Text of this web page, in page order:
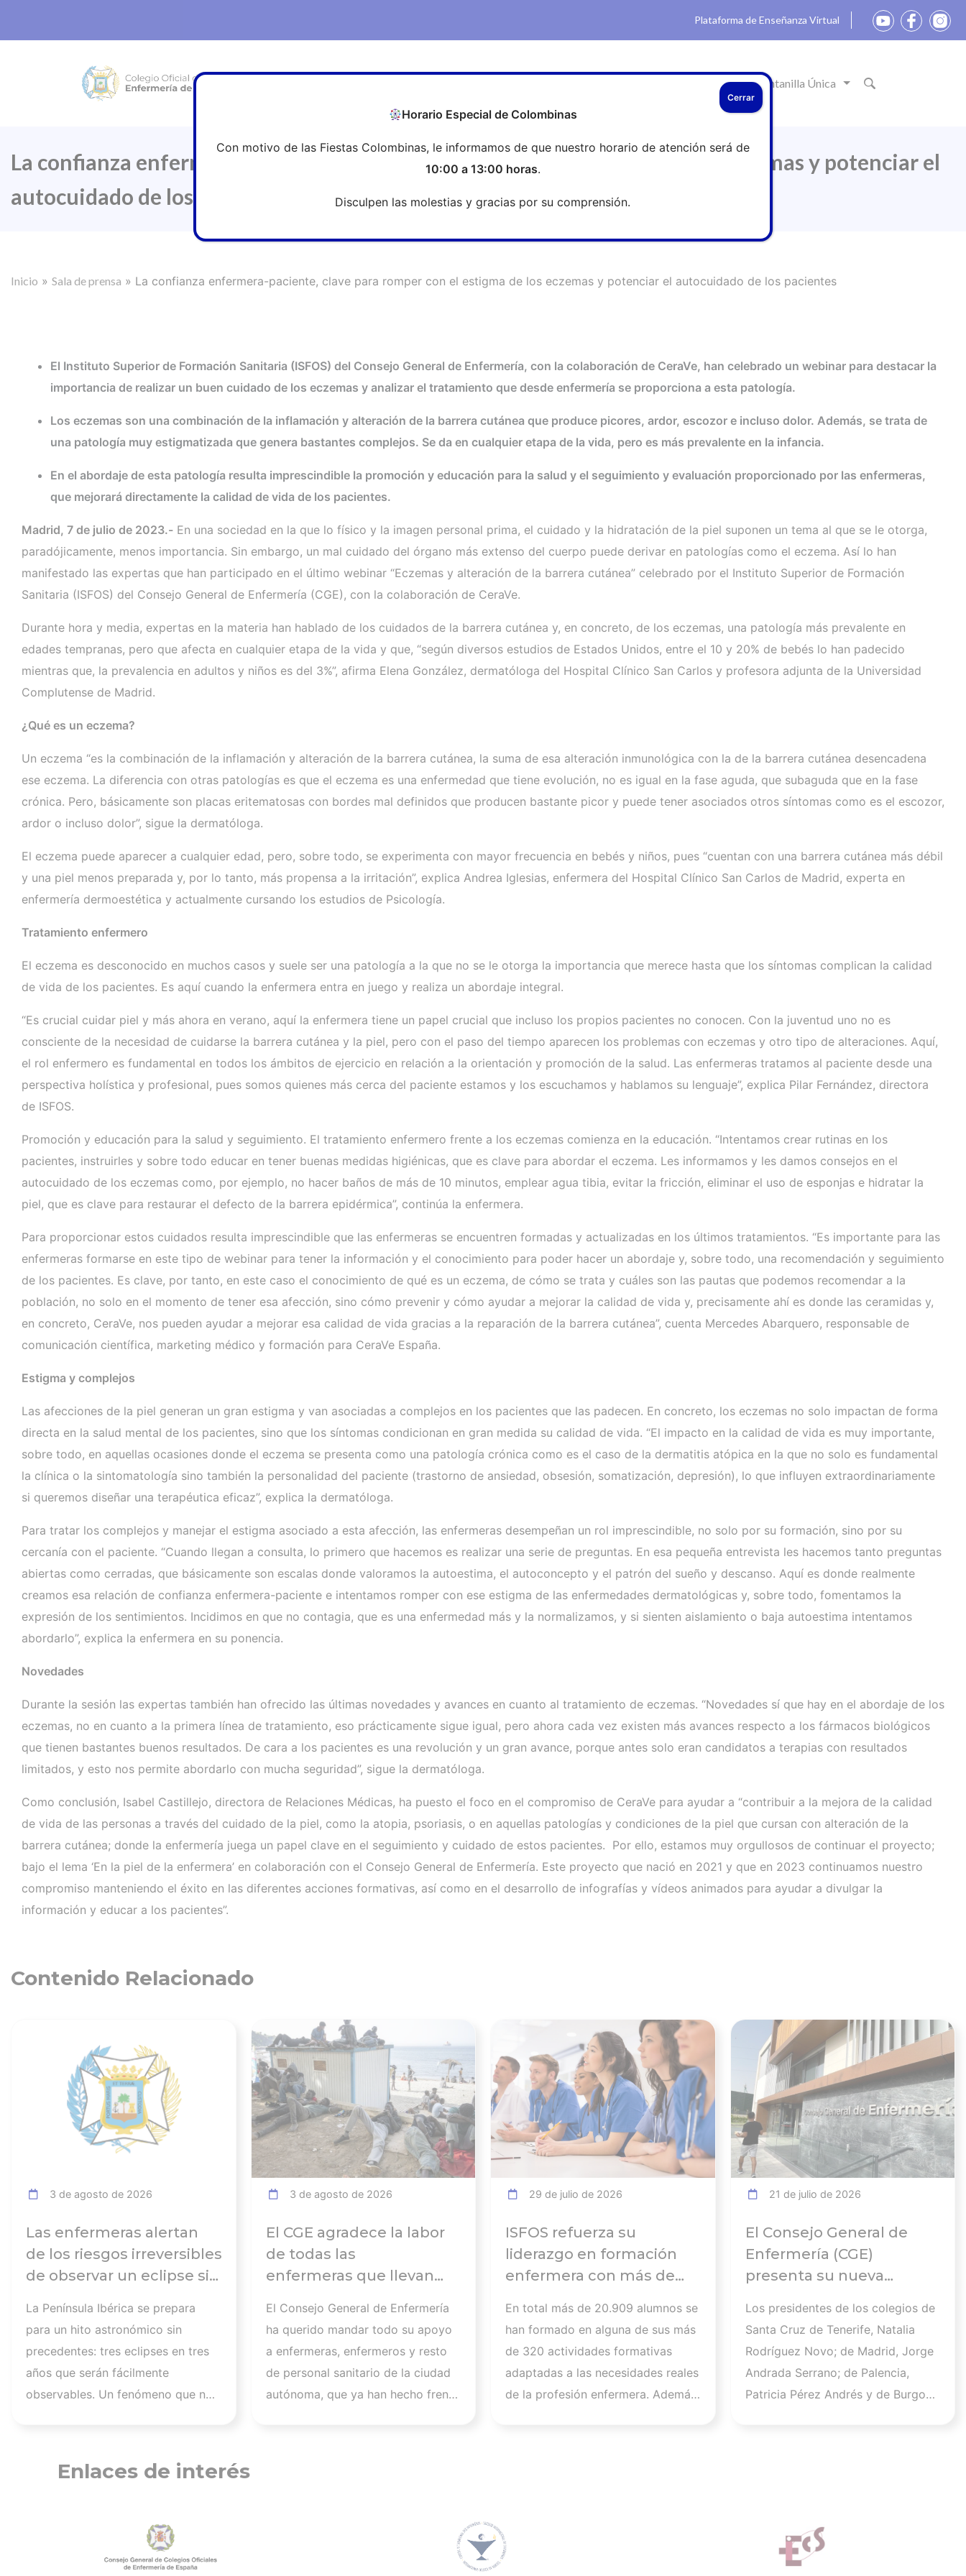
Plataforma de Enseñanza Virtual
Actualidad Ventanilla Única
La confianza enfermera-paciente, clave para romper con el estigma de los eczemas y potenciar el
autocuidado de los pacientes
Inicio » Sala de prensa » La confianza enfermera-paciente, clave para romper con el estigma de los eczemas y potenciar el autocuidado de los pacientes
El Instituto Superior de Formación Sanitaria (ISFOS) del Consejo General de Enfermería, con la colaboración de CeraVe, han celebrado un webinar para destacar la
importancia de realizar un buen cuidado de los eczemas y analizar el tratamiento que desde enfermería se proporciona a esta patología.
Los eczemas son una combinación de la inflamación y alteración de la barrera cutánea que produce picores, ardor, escozor e incluso dolor. Además, se trata de
una patología muy estigmatizada que genera bastantes complejos. Se da en cualquier etapa de la vida, pero es más prevalente en la infancia.
En el abordaje de esta patología resulta imprescindible la promoción y educación para la salud y el seguimiento y evaluación proporcionado por las enfermeras,
que mejorará directamente la calidad de vida de los pacientes.
Madrid, 7 de julio de 2023.- En una sociedad en la que lo físico y la imagen personal prima, el cuidado y la hidratación de la piel suponen un tema al que se le otorga,
paradójicamente, menos importancia. Sin embargo, un mal cuidado del órgano más extenso del cuerpo puede derivar en patologías como el eczema. Así lo han
manifestado las expertas que han participado en el último webinar “Eczemas y alteración de la barrera cutánea” celebrado por el Instituto Superior de Formación
Sanitaria (ISFOS) del Consejo General de Enfermería (CGE), con la colaboración de CeraVe.
Durante hora y media, expertas en la materia han hablado de los cuidados de la barrera cutánea y, en concreto, de los eczemas, una patología más prevalente en
edades tempranas, pero que afecta en cualquier etapa de la vida y que, “según diversos estudios de Estados Unidos, entre el 10 y 20% de bebés lo han padecido
mientras que, la prevalencia en adultos y niños es del 3%”, afirma Elena González, dermatóloga del Hospital Clínico San Carlos y profesora adjunta de la Universidad
Complutense de Madrid.
¿Qué es un eczema?
Un eczema “es la combinación de la inflamación y alteración de la barrera cutánea, la suma de esa alteración inmunológica con la de la barrera cutánea desencadena
ese eczema. La diferencia con otras patologías es que el eczema es una enfermedad que tiene evolución, no es igual en la fase aguda, que subaguda que en la fase
crónica. Pero, básicamente son placas eritematosas con bordes mal definidos que producen bastante picor y puede tener asociados otros síntomas como es el escozor,
ardor o incluso dolor”, sigue la dermatóloga.
El eczema puede aparecer a cualquier edad, pero, sobre todo, se experimenta con mayor frecuencia en bebés y niños, pues “cuentan con una barrera cutánea más débil
y una piel menos preparada y, por lo tanto, más propensa a la irritación”, explica Andrea Iglesias, enfermera del Hospital Clínico San Carlos de Madrid, experta en
enfermería dermoestética y actualmente cursando los estudios de Psicología.
Tratamiento enfermero
El eczema es desconocido en muchos casos y suele ser una patología a la que no se le otorga la importancia que merece hasta que los síntomas complican la calidad
de vida de los pacientes. Es aquí cuando la enfermera entra en juego y realiza un abordaje integral.
“Es crucial cuidar piel y más ahora en verano, aquí la enfermera tiene un papel crucial que incluso los propios pacientes no conocen. Con la juventud uno no es
consciente de la necesidad de cuidarse la barrera cutánea y la piel, pero con el paso del tiempo aparecen los problemas con eczemas y otro tipo de alteraciones. Aquí,
el rol enfermero es fundamental en todos los ámbitos de ejercicio en relación a la orientación y promoción de la salud. Las enfermeras tratamos al paciente desde una
perspectiva holística y profesional, pues somos quienes más cerca del paciente estamos y los escuchamos y hablamos su lenguaje”, explica Pilar Fernández, directora
de ISFOS.
Promoción y educación para la salud y seguimiento. El tratamiento enfermero frente a los eczemas comienza en la educación. “Intentamos crear rutinas en los
pacientes, instruirles y sobre todo educar en tener buenas medidas higiénicas, que es clave para abordar el eczema. Les informamos y les damos consejos en el
autocuidado de los eczemas como, por ejemplo, no hacer baños de más de 10 minutos, emplear agua tibia, evitar la fricción, eliminar el uso de esponjas e hidratar la
piel, que es clave para restaurar el defecto de la barrera epidérmica”, continúa la enfermera.
Para proporcionar estos cuidados resulta imprescindible que las enfermeras se encuentren formadas y actualizadas en los últimos tratamientos. “Es importante para las
enfermeras formarse en este tipo de webinar para tener la información y el conocimiento para poder hacer un abordaje y, sobre todo, una recomendación y seguimiento
de los pacientes. Es clave, por tanto, en este caso el conocimiento de qué es un eczema, de cómo se trata y cuáles son las pautas que podemos recomendar a la
población, no solo en el momento de tener esa afección, sino cómo prevenir y cómo ayudar a mejorar la calidad de vida y, precisamente ahí es donde las ceramidas y,
en concreto, CeraVe, nos pueden ayudar a mejorar esa calidad de vida gracias a la reparación de la barrera cutánea”, cuenta Mercedes Abarquero, responsable de
comunicación científica, marketing médico y formación para CeraVe España.
Estigma y complejos
Las afecciones de la piel generan un gran estigma y van asociadas a complejos en los pacientes que las padecen. En concreto, los eczemas no solo impactan de forma
directa en la salud mental de los pacientes, sino que los síntomas condicionan en gran medida su calidad de vida. “El impacto en la calidad de vida es muy importante,
sobre todo, en aquellas ocasiones donde el eczema se presenta como una patología crónica como es el caso de la dermatitis atópica en la que no solo es fundamental
la clínica o la sintomatología sino también la personalidad del paciente (trastorno de ansiedad, obsesión, somatización, depresión), lo que influyen extraordinariamente
si queremos diseñar una terapéutica eficaz”, explica la dermatóloga.
Para tratar los complejos y manejar el estigma asociado a esta afección, las enfermeras desempeñan un rol imprescindible, no solo por su formación, sino por su
cercanía con el paciente. “Cuando llegan a consulta, lo primero que hacemos es realizar una serie de preguntas. En esa pequeña entrevista les hacemos tanto preguntas
abiertas como cerradas, que básicamente son escalas donde valoramos la autoestima, el autoconcepto y el patrón del sueño y descanso. Aquí es donde realmente
creamos esa relación de confianza enfermera-paciente e intentamos romper con ese estigma de las enfermedades dermatológicas y, sobre todo, fomentamos la
expresión de los sentimientos. Incidimos en que no contagia, que es una enfermedad más y la normalizamos, y si sienten aislamiento o baja autoestima intentamos
abordarlo”, explica la enfermera en su ponencia.
Novedades
Durante la sesión las expertas también han ofrecido las últimas novedades y avances en cuanto al tratamiento de eczemas. “Novedades sí que hay en el abordaje de los
eczemas, no en cuanto a la primera línea de tratamiento, eso prácticamente sigue igual, pero ahora cada vez existen más avances respecto a los fármacos biológicos
que tienen bastantes buenos resultados. De cara a los pacientes es una revolución y un gran avance, porque antes solo eran candidatos a terapias con resultados
limitados, y esto nos permite abordarlo con mucha seguridad”, sigue la dermatóloga.
Como conclusión, Isabel Castillejo, directora de Relaciones Médicas, ha puesto el foco en el compromiso de CeraVe para ayudar a “contribuir a la mejora de la calidad
de vida de las personas a través del cuidado de la piel, como la atopia, psoriasis, o en aquellas patologías y condiciones de la piel que cursan con alteración de la
barrera cutánea; donde la enfermería juega un papel clave en el seguimiento y cuidado de estos pacientes. Por ello, estamos muy orgullosos de continuar el proyecto;
bajo el lema ‘En la piel de la enfermera’ en colaboración con el Consejo General de Enfermería. Este proyecto que nació en 2021 y que en 2023 continuamos nuestro
compromiso manteniendo el éxito en las diferentes acciones formativas, así como en el desarrollo de infografías y vídeos animados para ayudar a divulgar la
información y educar a los pacientes”.
Contenido Relacionado
3 de agosto de 2026
Las enfermeras alertan
de los riesgos irreversibles
de observar un eclipse sin
recomendaciones: la
retinopatía solar es el
mayor de los peligros
La Península Ibérica se prepara
para un hito astronómico sin
precedentes: tres eclipses en tres
años que serán fácilmente
observables. Un fenómeno que no
de fascinante, presenta altos
riesgos de seguridad visual y la
insuperable y una lesión
irreversible. El mayor de los
peligros al asistir a un eclipse es la
3 de agosto de 2026
El CGE agradece la labor
de todas las
enfermeras que llevan
atender a
los afectados de la crisis
migratoria de Ceuta y
recuerda la importancia
de cuidar a los
El Consejo General de Enfermería
ha querido mandar todo su apoyo
a enfermeras, enfermeros y resto
de personal sanitario de la ciudad
autónoma, que ya han hecho frente
29 de julio de 2026
ISFOS refuerza su
liderazgo en formación
enfermera con más de
curso 2025-2026
En total más de 20.909 alumnos se
han formado en alguna de sus más
de 320 actividades formativas
adaptadas a las necesidades reales
de la profesión enfermera. Además,
formativa. “La evolución de ISFOS
Ver noticia
21 de julio de 2026
El Consejo General de
Enfermería (CGE)
presenta su nueva
Pleno que lucharán por el
desarrollo de la profesión
en los próximos años
Los presidentes de los colegios de
Santa Cruz de Tenerife, Natalia
Rodríguez Novo; de Madrid, Jorge
Andrada Serrano; de Palencia,
Patricia Pérez Andrés y de Burgos,
parte, Sara Herrero Jaén, vocal el
Colegio de Enfermería de Madrid,
será la nueva secretaria general del
Ver noticia
Enlaces de interés
Horario Especial de Colombinas
Con motivo de las Fiestas Colombinas, le informamos de que nuestro horario de atención será de
10:00 a 13:00 horas.
Disculpen las molestias y gracias por su comprensión.
Cerrar